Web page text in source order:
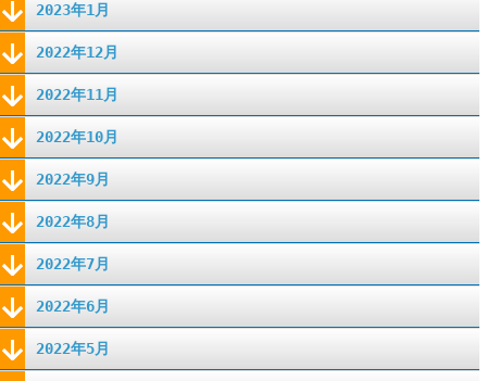
2023年1月
2022年12月
2022年11月
2022年10月
2022年9月
2022年8月
2022年7月
2022年6月
2022年5月